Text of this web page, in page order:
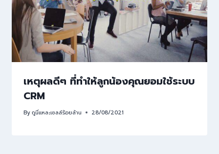
เหตุผลดีๆ ที่ทำให้ลูกน้องคุณยอมใช้ระบบ
CRM
Byกูนี่แหละเซลล์ร้อยล้าน 28/08/2021